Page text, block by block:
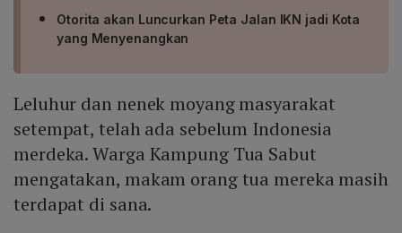
Otorita akan Luncurkan Peta Jalan IKN jadi Kota
yang Menyenangkan
Leluhur dan nenek moyang masyarakat
setempat, telah ada sebelum Indonesia
merdeka. Warga Kampung Tua Sabut
mengatakan, makam orang tua mereka masih
terdapat di sana.